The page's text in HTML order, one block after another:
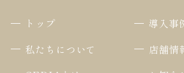
トップ
導入事
私たちについて
店舗情